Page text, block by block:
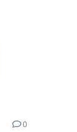
0